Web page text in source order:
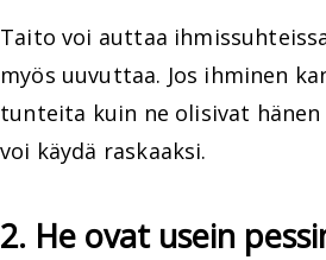
Taito voi auttaa
myös uuvuttaa. Jos ihminen
tunteita kuin ne olisivat hänen
voi käydä raskaaksi.
2. He ovat usein